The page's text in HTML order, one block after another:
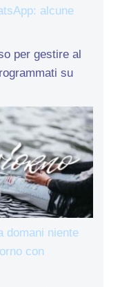
alcune
per gestire al
su
domani niente
con